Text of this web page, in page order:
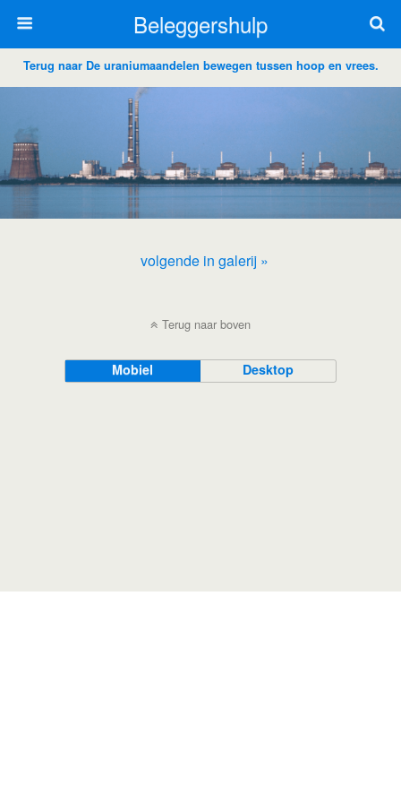
Beleggershulp
Terug naar De uraniumaandelen bewegen tussen hoop en vrees.
volgende in galerij »
Terug naar boven
Mobiel Desktop